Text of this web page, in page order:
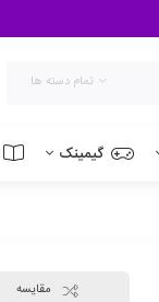
تمام دسته ها
گیمینک
مقایسه